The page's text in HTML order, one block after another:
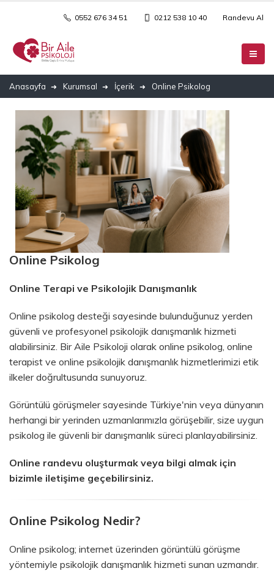
0552 676 34 51 0212 538 10 40 Randevu Al
Anasayfa Kurumsal İçerik Online Psikolog
Online Psikolog
Online Terapi ve Psikolojik Danışmanlık
Online psikolog desteği sayesinde bulunduğunuz yerden
güvenli ve profesyonel psikolojik danışmanlık hizmeti
alabilirsiniz. Bir Aile Psikoloji olarak online psikolog, online
terapist ve online psikolojik danışmanlık hizmetlerimizi etik
ilkeler doğrultusunda sunuyoruz.
Görüntülü görüşmeler sayesinde Türkiye'nin veya dünyanın
herhangi bir yerinden uzmanlarımızla görüşebilir, size uygun
psikolog ile güvenli bir danışmanlık süreci planlayabilirsiniz.
Online randevu oluşturmak veya bilgi almak için
bizimle iletişime geçebilirsiniz.
Online Psikolog Nedir?
Online psikolog; internet üzerinden görüntülü görüşme
yöntemiyle psikolojik danışmanlık hizmeti sunan uzmandır.